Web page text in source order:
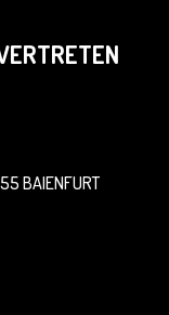
BAIENFURT